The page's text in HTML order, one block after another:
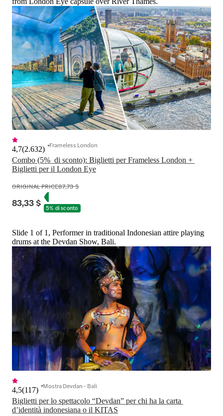
Combo (5%  di sconto): Biglietti per Frameless London +
Biglietti per il London Eye
4,7(2.632) Frameless London
ORIGINAL PRICE87,73 $
83,33 $ 5% di sconto
Slide 1 of 1, Performer in traditional Indonesian attire playing
drums at the Devdan Show, Bali.
Biglietti per lo spettacolo “Devdan” per chi ha la carta
d’identità indonesiana o il KITAS
4,5(117) Mostra Devdan - Bali